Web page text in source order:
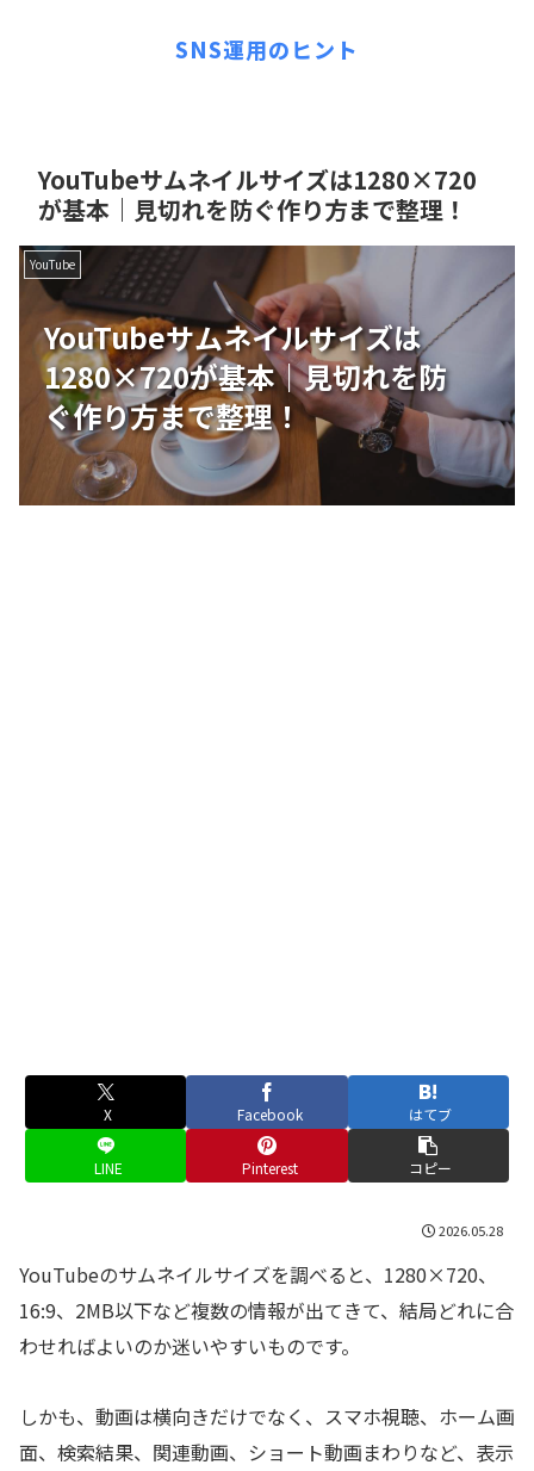
SNS運用のヒント
YouTubeサムネイルサイズは1280×720
が基本｜見切れを防ぐ作り方まで整理！
YouTubeサムネイルサイズは
1280×720が基本｜見切れを防
ぐ作り方まで整理！
YouTube
X Facebook はてブ
LINE Pinterest コピー
2026.05.28
YouTubeのサムネイルサイズを調べると、1280×720、
16:9、2MB以下など複数の情報が出てきて、結局どれに合
わせればよいのか迷いやすいものです。
しかも、動画は横向きだけでなく、スマホ視聴、ホーム画
面、検索結果、関連動画、ショート動画まわりなど、表示